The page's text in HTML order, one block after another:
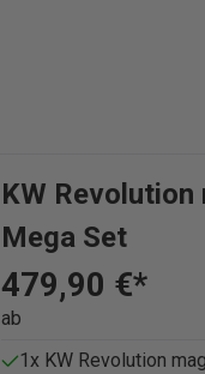
KW
Mega Set
479,90 €*
ab
1x KW Revolution